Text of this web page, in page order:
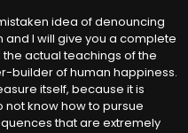
idea of denouncing
I will give you a complete
actual teachings of the
builder of human happiness.
itself, because it is
know how to pursue
that are extremely